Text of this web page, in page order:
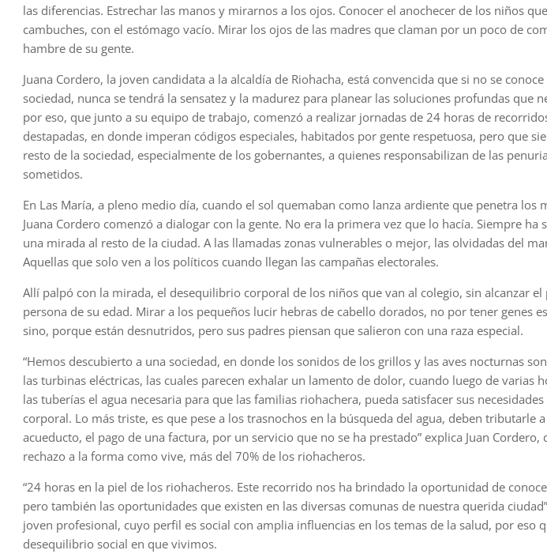
las diferencias. Estrechar las manos y mirarnos a los ojos. Conocer el anochecer de los niños
cambuches, con el estómago vacío. Mirar los ojos de las madres que claman por un poco de
hambre de su gente.
Juana Cordero, la joven candidata a la alcaldía de Riohacha, está convencida que si no se
sociedad, nunca se tendrá la sensatez y la madurez para planear las soluciones profundas que
por eso, que junto a su equipo de trabajo, comenzó a realizar jornadas de 24 horas de
destapadas, en donde imperan códigos especiales, habitados por gente respetuosa, pero que
resto de la sociedad, especialmente de los gobernantes, a quienes responsabilizan de las
sometidos.
En Las María, a pleno medio día, cuando el sol quemaban como lanza ardiente que penetra los
Juana Cordero comenzó a dialogar con la gente. No era la primera vez que lo hacía. Siempre ha
una mirada al resto de la ciudad. A las llamadas zonas vulnerables o mejor, las olvidadas del
Aquellas que solo ven a los políticos cuando llegan las campañas electorales.
Allí palpó con la mirada, el desequilibrio corporal de los niños que van al colegio, sin alcanzar
persona de su edad. Mirar a los pequeños lucir hebras de cabello dorados, no por tener genes
sino, porque están desnutridos, pero sus padres piensan que salieron con una raza especial.
“Hemos descubierto a una sociedad, en donde los sonidos de los grillos y las aves nocturnas
las turbinas eléctricas, las cuales parecen exhalar un lamento de dolor, cuando luego de varias
las tuberías el agua necesaria para que las familias riohachera, pueda satisfacer sus
corporal. Lo más triste, es que pese a los trasnochos en la búsqueda del agua, deben tributarle
acueducto, el pago de una factura, por un servicio que no se ha prestado” explica Juan Cordero,
rechazo a la forma como vive, más del 70% de los riohacheros.
“24 horas en la piel de los riohacheros. Este recorrido nos ha brindado la oportunidad de
pero también las oportunidades que existen en las diversas comunas de nuestra querida
joven profesional, cuyo perfil es social con amplia influencias en los temas de la salud, por eso
desequilibrio social en que vivimos.